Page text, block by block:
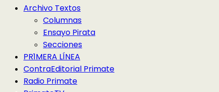
Menú Archivo Textos
Columnas
Ensayo Pirata
Secciones
PR1MERA LÍNEA
ContraEditorial Primate
Radio Primate